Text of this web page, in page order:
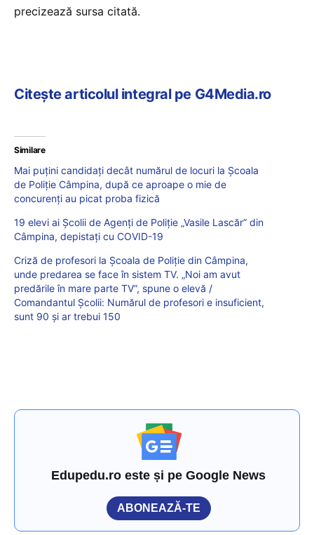
precizează sursa citată.
Citește articolul integral pe G4Media.ro
Similare
Mai puțini candidați decât numărul de locuri la Școala
de Poliție Câmpina, după ce aproape o mie de
concurenți au picat proba fizică
19 elevi ai Şcolii de Agenţi de Poliţie „Vasile Lascăr” din
Câmpina, depistaţi cu COVID-19
Criză de profesori la Școala de Poliție din Câmpina,
unde predarea se face în sistem TV. „Noi am avut
predările în mare parte TV”, spune o elevă /
Comandantul Școlii: Numărul de profesori e insuficient,
sunt 90 și ar trebui 150
Edupedu.ro este și pe Google News
ABONEAZĂ-TE